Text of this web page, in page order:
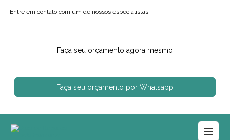
Entre em contato com um de nossos especialistas!
Faça seu orçamento agora mesmo
Faça seu orçamento por Whatsapp